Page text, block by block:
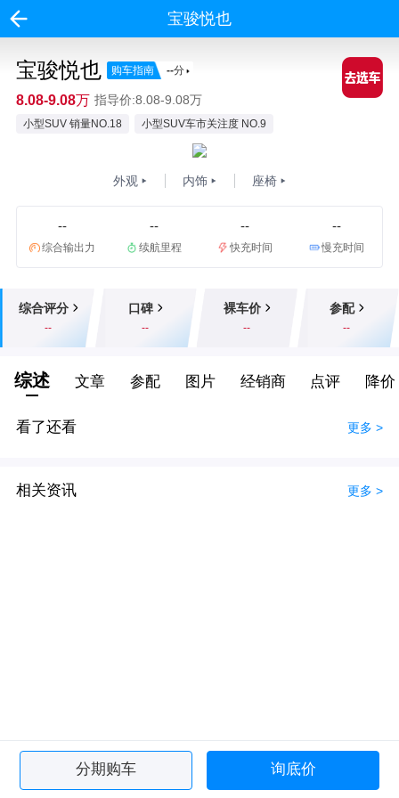
宝骏悦也
宝骏悦也 购车指南 --分
8.08-9.08万 指导价:8.08-9.08万
小型SUV 销量NO.18 小型SUV车市关注度 NO.9
外观 内饰 座椅
--
综合输出力
--
续航里程
--
快充时间
--
慢充时间
综合评分
--
口碑
--
裸车价
--
参配
--
综述 文章 参配 图片 经销商 点评 降价
看了还看 更多 >
相关资讯 更多 >
分期购车 询底价